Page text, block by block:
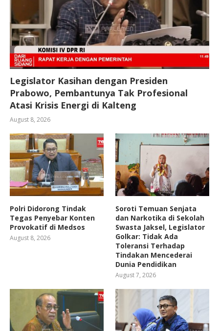
Legislator Kasihan dengan Presiden
Prabowo, Pembantunya Tak Profesional
Atasi Krisis Energi di Kalteng
August 8, 2026
Polri Didorong Tindak
Tegas Penyebar Konten
Provokatif di Medsos
August 8, 2026
Soroti Temuan Senjata
dan Narkotika di Sekolah
Swasta Jaksel, Legislator
Golkar: Tidak Ada
Toleransi Terhadap
Tindakan Mencederai
Dunia Pendidikan
August 7, 2026